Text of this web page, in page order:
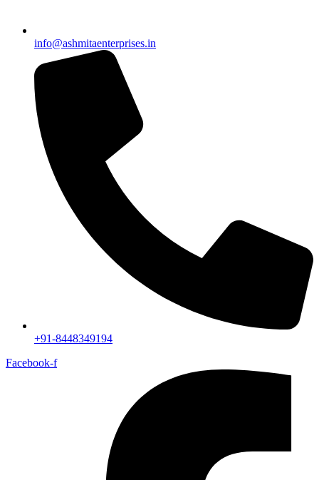
info@ashmitaenterprises.in
+91-8448349194
Facebook-f